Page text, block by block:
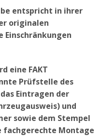
entspricht in ihrer
originalen
Einschränkungen
eine FAKT
Prüfstelle des
Eintragen der
und
sowie dem Stempel
fachgerechte Montage